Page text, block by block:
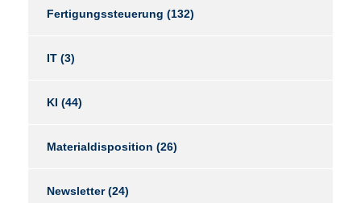
Fertigungssteuerung (132)
IT (3)
KI (44)
Materialdisposition (26)
Newsletter(24)